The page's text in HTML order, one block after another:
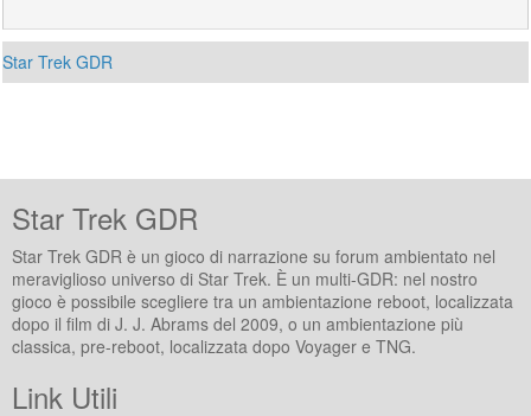
Star Trek GDR
Star Trek GDR
Star Trek GDR è un gioco di narrazione su forum ambientato nel
meraviglioso universo di Star Trek. È un multi-GDR: nel nostro
gioco è possibile scegliere tra un ambientazione reboot, localizzata
dopo il film di J. J. Abrams del 2009, o un ambientazione più
classica, pre-reboot, localizzata dopo Voyager e TNG.
Link Utili